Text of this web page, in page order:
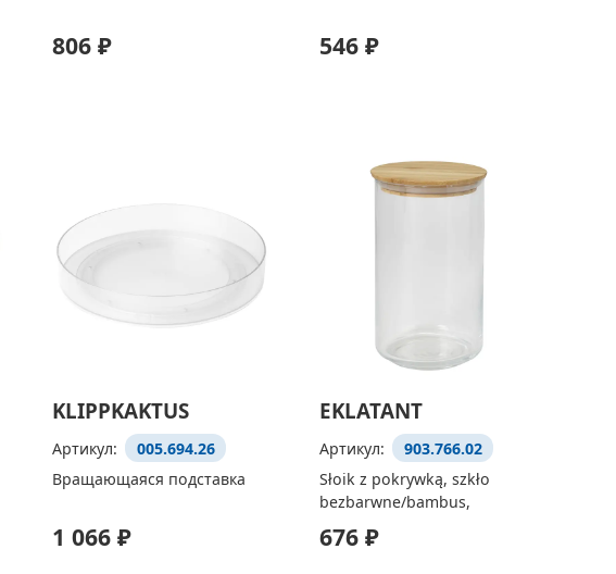
806 ₽ 546 ₽
KLIPPKAKTUS
Артикул:
005.694.26
Вращающаяся подставка
1 066 ₽
EKLATANT
Артикул:
903.766.02
Słoik z pokrywką, szkło
bezbarwne/bambus,
676 ₽